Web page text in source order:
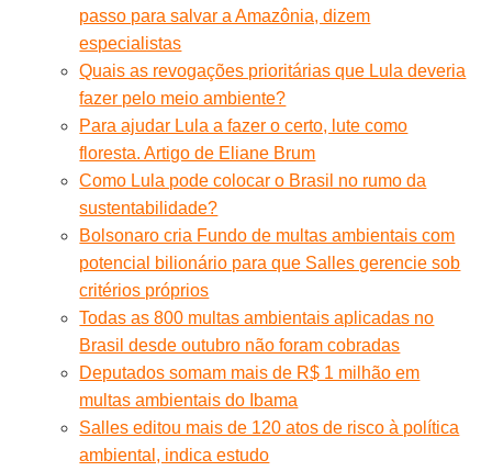
passo para salvar a Amazônia, dizem
especialistas
Quais as revogações prioritárias que Lula deveria
fazer pelo meio ambiente?
Para ajudar Lula a fazer o certo, lute como
floresta. Artigo de Eliane Brum
Como Lula pode colocar o Brasil no rumo da
sustentabilidade?
Bolsonaro cria Fundo de multas ambientais com
potencial bilionário para que Salles gerencie sob
critérios próprios
Todas as 800 multas ambientais aplicadas no
Brasil desde outubro não foram cobradas
Deputados somam mais de R$ 1 milhão em
multas ambientais do Ibama
Salles editou mais de 120 atos de risco à política
ambiental, indica estudo